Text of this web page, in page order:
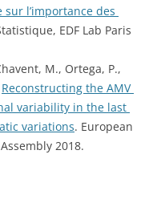
l’importance des
EDF Lab Paris
M., Ortega, P.,
Reconstructing the AMV
variability in the last
variations. European
2018.